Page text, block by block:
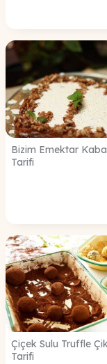
Bizim Emektar
Tarifi
Çiçek Sulu Truffle
Tarifi